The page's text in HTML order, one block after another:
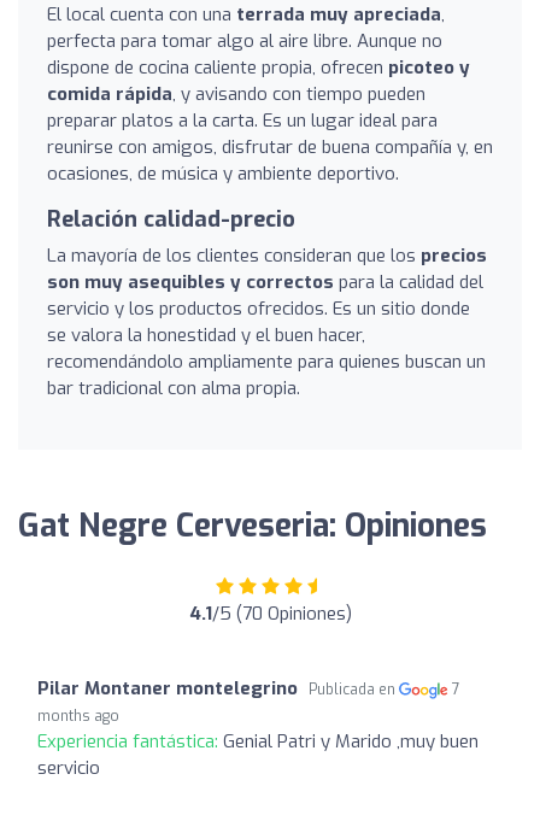
El local cuenta con una terrada muy apreciada,
perfecta para tomar algo al aire libre. Aunque no
dispone de cocina caliente propia, ofrecen picoteo y
comida rápida, y avisando con tiempo pueden
preparar platos a la carta. Es un lugar ideal para
reunirse con amigos, disfrutar de buena compañía y, en
ocasiones, de música y ambiente deportivo.
Relación calidad-precio
La mayoría de los clientes consideran que los precios
son muy asequibles y correctos para la calidad del
servicio y los productos ofrecidos. Es un sitio donde
se valora la honestidad y el buen hacer,
recomendándolo ampliamente para quienes buscan un
bar tradicional con alma propia.
Gat Negre Cerveseria: Opiniones
4.1/5 (70 Opiniones)
Pilar Montaner montelegrino Publicada en
7
months ago
Experiencia fantástica: Genial Patri y Marido ,muy buen
servicio